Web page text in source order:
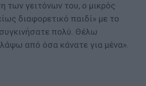
των γειτόνων του, ο μικρός
διαφορετικό παιδί» με το
συγκινήσατε πολύ. Θέλω
από όσα κάνατε για μένα».